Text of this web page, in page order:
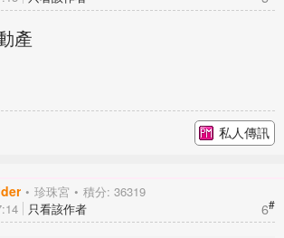
產
私人傳訊
珍珠宮 積分: 36319
6#
只看該作者